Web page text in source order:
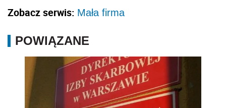
Zobacz serwis: Mała firma
POWIĄZANE